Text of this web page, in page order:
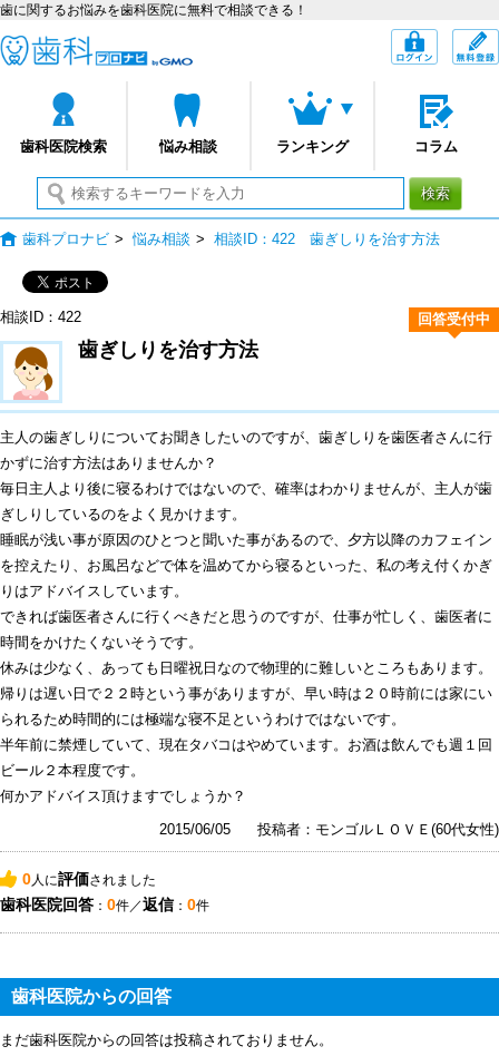
歯に関するお悩みを歯科医院に無料で相談できる！
歯科医院検索 悩み相談 ランキング コラム
ログイン
検索
歯科プロナビ > 悩み相談 > 相談ID：422 歯ぎしりを治す方法
歯ぎしりを治す方法
主人の歯ぎしりについてお聞きしたいのですが、歯ぎしりを歯医者さんに行
かずに治す方法はありませんか？
毎日主人より後に寝るわけではないので、確率はわかりませんが、主人が歯
ぎしりしているのをよく見かけます。
睡眠が浅い事が原因のひとつと聞いた事があるので、夕方以降のカフェイン
を控えたり、お風呂などで体を温めてから寝るといった、私の考え付くかぎ
りはアドバイスしています。
できれば歯医者さんに行くべきだと思うのですが、仕事が忙しく、歯医者に
時間をかけたくないそうです。
休みは少なく、あっても日曜祝日なので物理的に難しいところもあります。
帰りは遅い日で２２時という事がありますが、早い時は２０時前には家にい
られるため時間的には極端な寝不足というわけではないです。
半年前に禁煙していて、現在タバコはやめています。お酒は飲んでも週１回
ビール２本程度です。
何かアドバイス頂けますでしょうか？
2015/06/05
投稿者：モンゴルＬＯＶＥ(60代女性)
相談ID：422 回答受付中
0 人に評価されました
歯科医院回答 ： 0件／返信： 0件
歯科医院からの回答
まだ歯科医院からの回答は投稿されておりません。